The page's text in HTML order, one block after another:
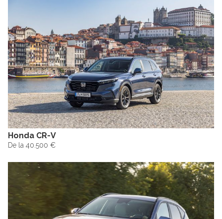
Honda CR-V
De la 40.500 €